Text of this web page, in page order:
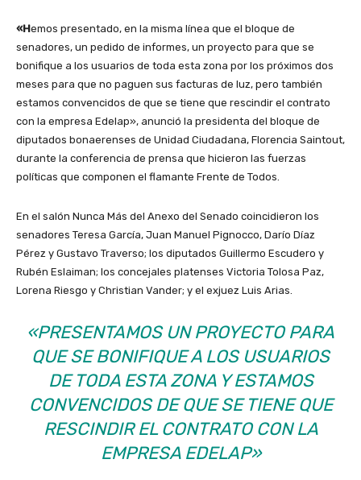
«Hemos presentado, en la misma línea que el bloque de
senadores, un pedido de informes, un proyecto para que se
bonifique a los usuarios de toda esta zona por los próximos dos
meses para que no paguen sus facturas de luz, pero también
estamos convencidos de que se tiene que rescindir el contrato
con la empresa Edelap», anunció la presidenta del bloque de
diputados bonaerenses de Unidad Ciudadana, Florencia Saintout,
durante la conferencia de prensa que hicieron las fuerzas
políticas que componen el flamante Frente de Todos.
En el salón Nunca Más del Anexo del Senado coincidieron los
senadores Teresa García, Juan Manuel Pignocco, Darío Díaz
Pérez y Gustavo Traverso; los diputados Guillermo Escudero y
Rubén Eslaiman; los concejales platenses Victoria Tolosa Paz,
Lorena Riesgo y Christian Vander; y el exjuez Luis Arias.
«PRESENTAMOS UN PROYECTO PARA
QUE SE BONIFIQUE A LOS USUARIOS
DE TODA ESTA ZONA Y ESTAMOS
CONVENCIDOS DE QUE SE TIENE QUE
RESCINDIR EL CONTRATO CON LA
EMPRESA EDELAP»